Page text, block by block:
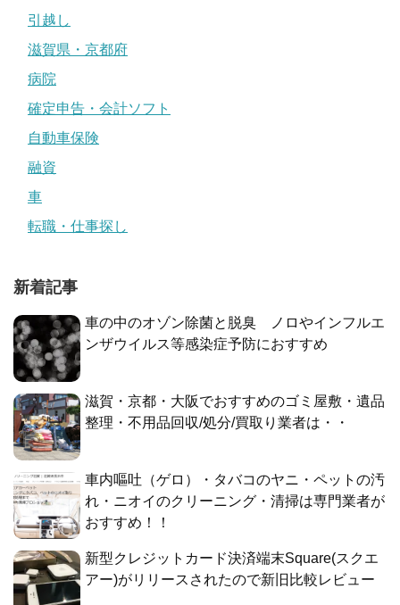
引越し
滋賀県・京都府
病院
確定申告・会計ソフト
自動車保険
融資
車
転職・仕事探し
新着記事
車の中のオゾン除菌と脱臭 ノロやインフルエ
ンザウイルス等感染症予防におすすめ
滋賀・京都・大阪でおすすめのゴミ屋敷・遺品
整理・不用品回収/処分/買取り業者は・・
車内嘔吐（ゲロ）・タバコのヤニ・ペットの汚
れ・ニオイのクリーニング・清掃は専門業者が
おすすめ！！
新型クレジットカード決済端末Square(スクエ
アー)がリリースされたので新旧比較レビュー